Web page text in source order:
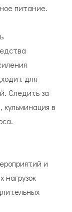
питание.
для
Следить за
кульминация в
и
нагрузок